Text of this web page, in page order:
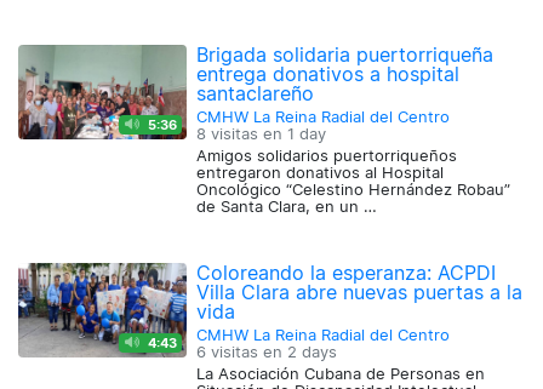
5:36
Brigada solidaria puertorriqueña
entrega donativos a hospital
santaclareño
CMHW La Reina Radial del Centro
8 visitas en 1 day
Amigos solidarios puertorriqueños
entregaron donativos al Hospital
Oncológico “Celestino Hernández Robau”
de Santa Clara, en un …
4:43
Coloreando la esperanza: ACPDI
Villa Clara abre nuevas puertas a la
vida
CMHW La Reina Radial del Centro
6 visitas en 2 days
La Asociación Cubana de Personas en